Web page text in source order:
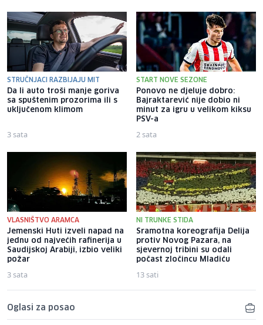
STRUČNJACI RAZBIJAJU MIT
Da li auto troši manje goriva
sa spuštenim prozorima ili s
uključenom klimom
3 sata
START NOVE SEZONE
Ponovo ne djeluje dobro:
Bajraktarević nije dobio ni
minut za igru u velikom kiksu
PSV-a
2 sata
VLASNIŠTVO ARAMCA
Jemenski Huti izveli napad na
jednu od najvećih rafinerija u
Saudijskoj Arabiji, izbio veliki
požar
3 sata
NI TRUNKE STIDA
Sramotna koreografija Delija
protiv Novog Pazara, na
sjevernoj tribini su odali
počast zločincu Mladiću
13 sati
Oglasi za posao